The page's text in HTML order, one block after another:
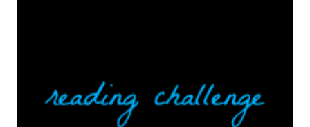
dei libri sono dei grandi lettori, fatto sta che io non ho mai
trovato una scena in ...